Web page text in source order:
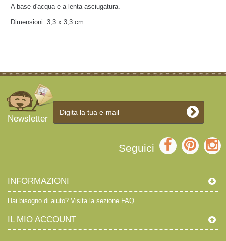
A base d'acqua e a lenta asciugatura.
Dimensioni: 3,3 x 3,3 cm
Newsletter
Seguici
INFORMAZIONI
Hai bisogno di aiuto? Visita la sezione FAQ
IL MIO ACCOUNT